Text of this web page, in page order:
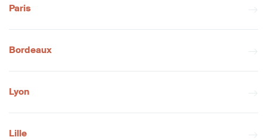
Paris
Bordeaux
Lyon
Lille